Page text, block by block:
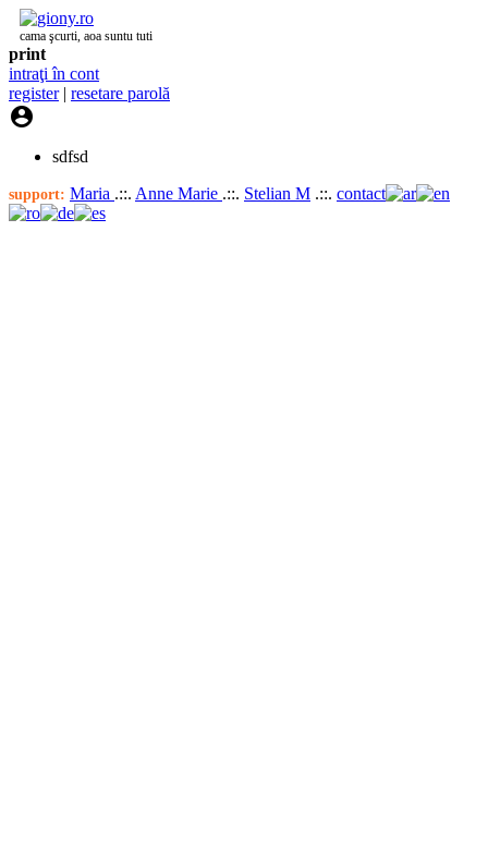
cama şcurti, aoa suntu tuti
print
intraţi în cont
register| resetare parolă

sdfsd
support: Maria .::. Anne Marie .::. Stelian M .::. contact